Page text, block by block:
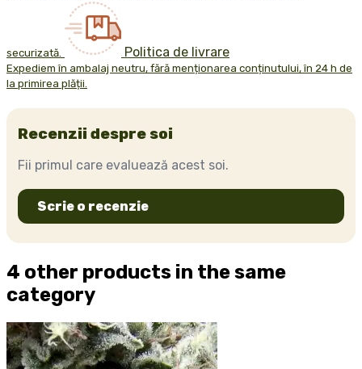
securizată. Politica de livrare
Expediem în ambalaj neutru, fără menționarea conținutului, în 24 h de
la primirea plății.
Recenzii despre soi
Fii primul care evaluează acest soi.
Scrie o recenzie
4 other products in the same
category